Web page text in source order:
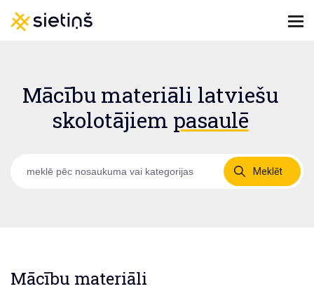
Mācību materiāli latviešu
skolotājiem pasaulē
Meklēt
Mācību materiāli